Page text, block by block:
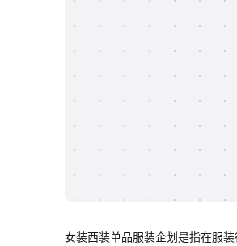
女装西装单品服装企划是指在服